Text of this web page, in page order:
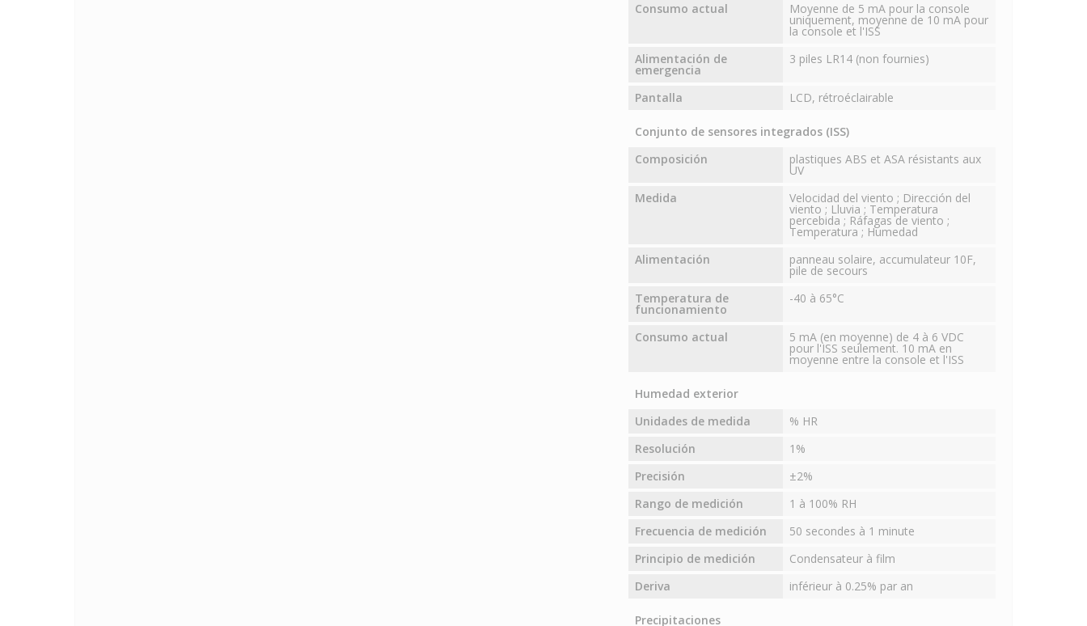
Consumo actual Moyenne de 5 mA pour la console
uniquement, moyenne de 10 mA pour
la console et l'ISS
Alimentación de
emergencia
3 piles LR14 (non fournies)
Pantalla LCD, rétroéclairable
Conjunto de sensores integrados (ISS)
Composición
plastiques ABS et ASA résistants aux
UV
Medida
Velocidad del viento ; Dirección del
viento ; Lluvia ; Temperatura
percebida ; Ráfagas de viento ;
Temperatura ; Humedad
Alimentación
panneau solaire, accumulateur 10F,
pile de secours
Temperatura de
funcionamiento
-40 à 65°C
Consumo actual 5 mA (en moyenne) de 4 à 6 VDC
pour l'ISS seulement. 10 mA en
moyenne entre la console et l'ISS
Humedad exterior
Unidades de medida
% HR
Resolución
1%
Precisión
±2%
Rango de medición
1 à 100% RH
Frecuencia de medición
50 secondes à 1 minute
Principio de medición
Condensateur à film
Deriva
inférieur à 0.25% par an
Precipitaciones